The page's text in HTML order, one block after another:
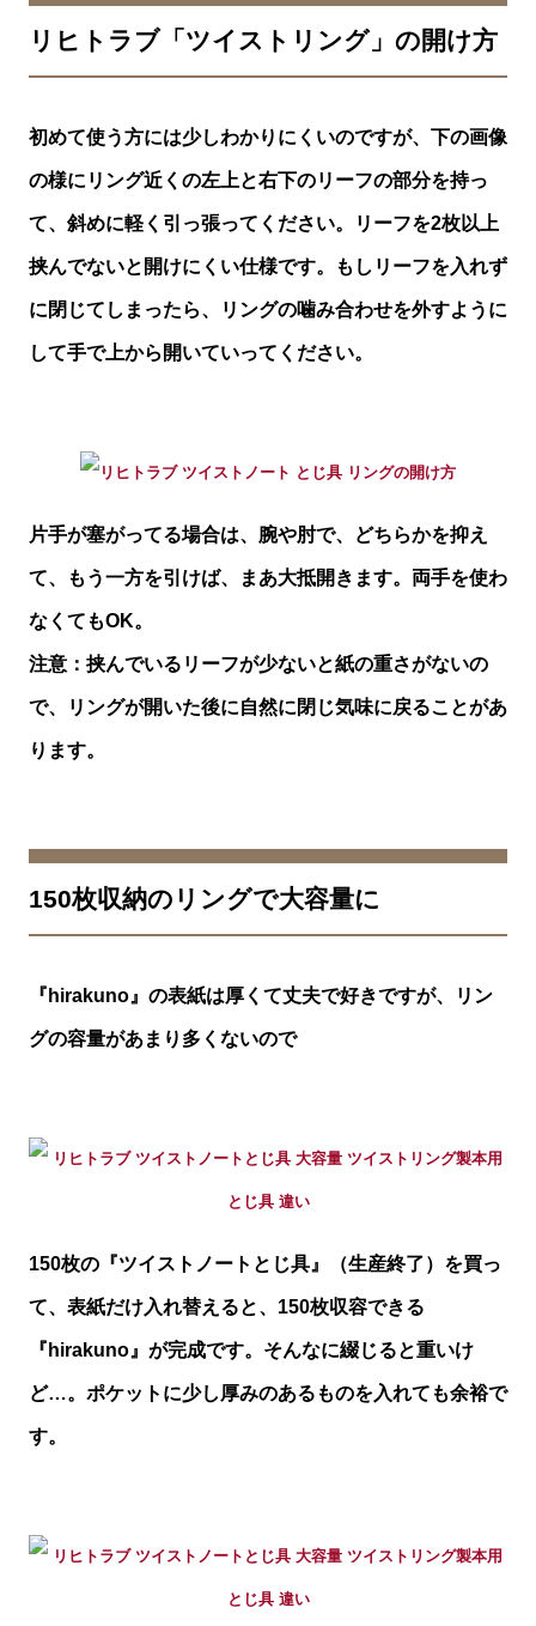
リヒトラブ「ツイストリング」の開け方
初めて使う方には少しわかりにくいのですが、下の画像
の様にリング近くの左上と右下のリーフの部分を持っ
て、斜めに軽く引っ張ってください。リーフを2枚以上
挟んでないと開けにくい仕様です。もしリーフを入れず
に閉じてしまったら、リングの噛み合わせを外すように
して手で上から開いていってください。
片手が塞がってる場合は、腕や肘で、どちらかを抑え
て、もう一方を引けば、まあ大抵開きます。両手を使わ
なくてもOK。
注意：挟んでいるリーフが少ないと紙の重さがないの
で、リングが開いた後に自然に閉じ気味に戻ることがあ
ります。
150枚収納のリングで大容量に
『hirakuno』の表紙は厚くて丈夫で好きですが、リン
グの容量があまり多くないので
150枚の『ツイストノートとじ具』（生産終了）を買っ
て、表紙だけ入れ替えると、150枚収容できる
『hirakuno』が完成です。そんなに綴じると重いけ
ど…。ポケットに少し厚みのあるものを入れても余裕で
す。